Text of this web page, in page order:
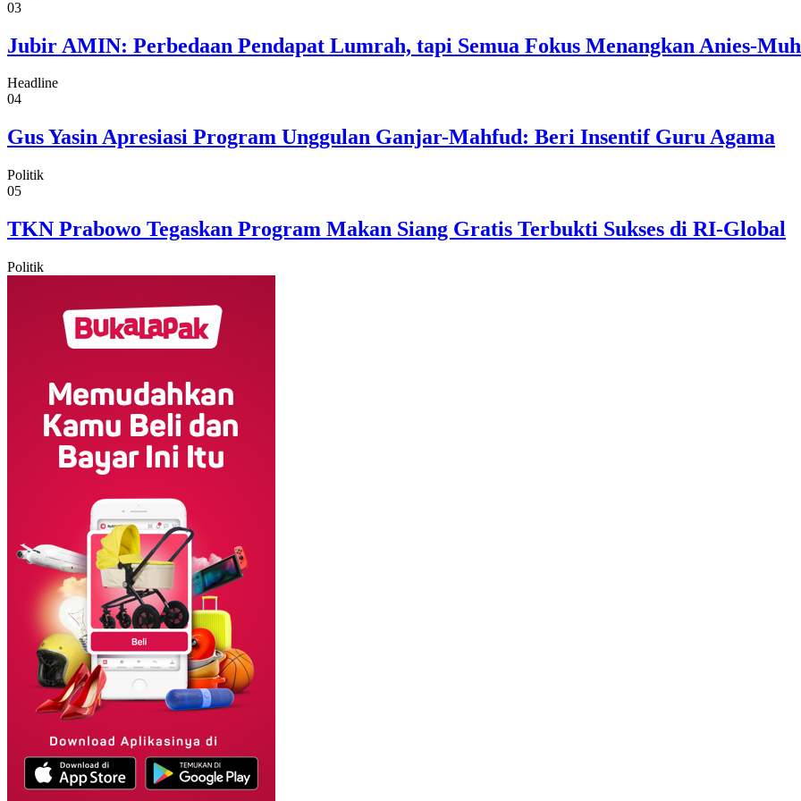
03
Jubir AMIN: Perbedaan Pendapat Lumrah, tapi Semua Fokus Menangkan Anies-
Headline
04
Gus Yasin Apresiasi Program Unggulan Ganjar-Mahfud: Beri Insentif Guru Agama
Politik
05
TKN Prabowo Tegaskan Program Makan Siang Gratis Terbukti Sukses di RI-Global
Politik